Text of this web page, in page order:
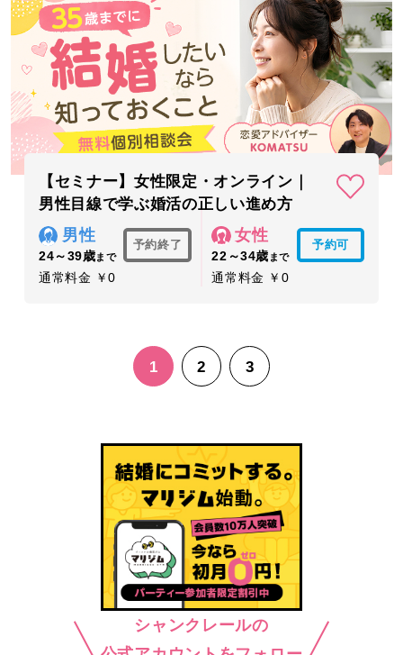
【セミナー】女性限定・オンライン｜
男性目線で学ぶ婚活の正しい進め方
男性
24～39歳まで
予約終了
通常料金 ￥0
女性
22～34歳 まで
予約可
通常料金 ￥0
1 2 3
シャンクレールの